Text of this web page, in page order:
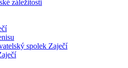
záležitosti
spolek Zaječí